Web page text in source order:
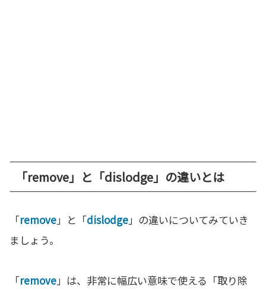
「remove」と「dislodge」の違いとは
「remove」と「dislodge」の違いについてみていき
ましょう。
「remove」は、非常に幅広い意味で使える「取り除